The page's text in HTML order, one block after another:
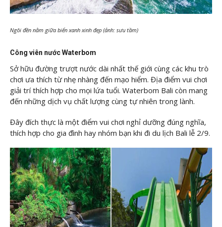
Ngôi đền nằm giữa biển xanh xinh đẹp (ảnh: sưu tầm)
Công viên nước Waterbom
Sở hữu đường trượt nước dài nhất thế giới cùng các khu trò
chơi ưa thích từ nhẹ nhàng đến mạo hiểm. Địa điểm vui chơi
giải trí thích hợp cho mọi lứa tuổi. Waterbom Bali còn mang
đến những dịch vụ chất lượng cùng tự nhiên trong lành.
Đây đích thực là một điểm vui chơi nghỉ dưỡng đúng nghĩa,
thích hợp cho gia đình hay nhóm bạn khi đi du lịch Bali lễ 2/9.